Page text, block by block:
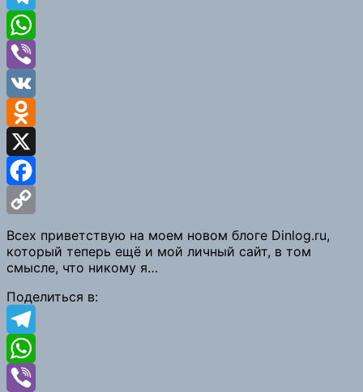
Telegram
WhatsApp
Viber
VK
Odnoklassniki
X
Facebook
Copy
Link
Всех приветствую на моем новом блоге Dinlog.ru,
который теперь ещё и мой личный сайт, в том
смысле, что никому я…
Поделиться в:
Telegram
WhatsApp